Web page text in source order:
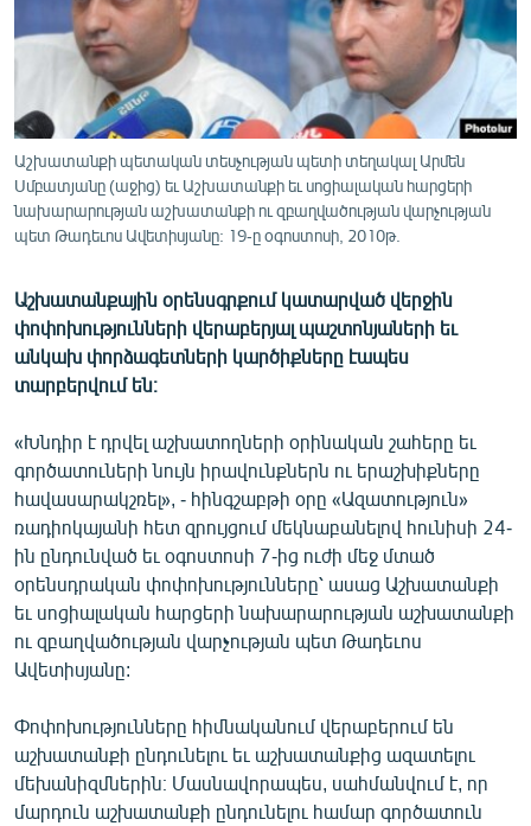
ՄԵԿՆԱԲԱՆՈՒԹՅՈՒՆ
ՏՏ ԵՒ ԻՆՏԵՐՆԵՏ
ԿՈՐՈՆԱՎԻՐՈՒՍ
ԱՐԽԻՎ
ՏԵՍԱՆՅՈՒԹԵՐ
ԲԱՆԱՎԵՃ
ՓՈԴՔԱՍԹ
Հայերեն
Русский
ՀԵՏԵՎԵՔ ՄԵԶ
Աշխատանքի պետական տեսչության պետի տեղակալ Արմեն
Սմբատյանը (աջից) եւ Աշխատանքի եւ սոցիալական հարցերի
նախարարության աշխատանքի ու զբաղվածության վարչության
պետ Թադեւոս Ավետիսյանը: 19-ը օգոստոսի, 2010թ.
Աշխատանքային օրենսգրքում կատարված վերջին
փոփոխությունների վերաբերյալ պաշտոնյաների եւ
անկախ փորձագետների կարծիքները էապես
տարբերվում են։
«Խնդիր է դրվել աշխատողների օրինական շահերը եւ
գործատուների նույն իրավունքներն ու երաշխիքները
հավասարակշռել», - հինգշաբթի օրը «Ազատություն»
ռադիոկայանի հետ զրույցում մեկնաբանելով հունիսի 24-
ին ընդունված եւ օգոստոսի 7-ից ուժի մեջ մտած
օրենսդրական փոփոխությունները՝ ասաց Աշխատանքի
եւ սոցիալական հարցերի նախարարության աշխատանքի
ու զբաղվածության վարչության պետ Թադեւոս
Ավետիսյանը:
Փոփոխությունները հիմնականում վերաբերում են
աշխատանքի ընդունելու եւ աշխատանքից ազատելու
մեխանիզմներին։ Մասնավորապես, սահմանվում է, որ
մարդուն աշխատանքի ընդունելու համար գործատուն